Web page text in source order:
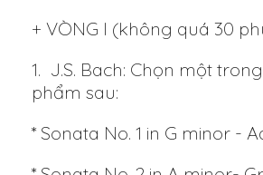
+ VÒNG I (không quá 30
1. J.S. Bach: Chọn một
phẩm sau:
* Sonata No. 1 in G minor -